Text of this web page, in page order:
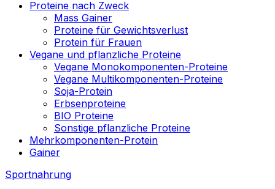
Proteine nach Zweck
Mass Gainer
Proteine für Gewichtsverlust
Protein für Frauen
Vegane und pflanzliche Proteine
Vegane Monokomponenten-Proteine
Vegane Multikomponenten-Proteine
Soja-Protein
Erbsenproteine
BIO Proteine
Sonstige pflanzliche Proteine
Mehrkomponenten-Protein
Gainer
Sportnahrung